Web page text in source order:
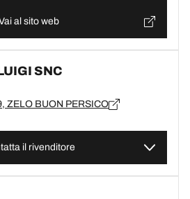
al sito web
SNC
ZELO BUON PERSICO
il rivenditore